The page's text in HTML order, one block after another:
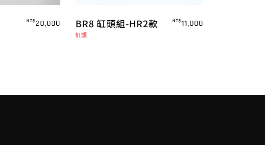
NT$20,000 BR8 缸頭組-HR2款 NT$11,000
缸頭